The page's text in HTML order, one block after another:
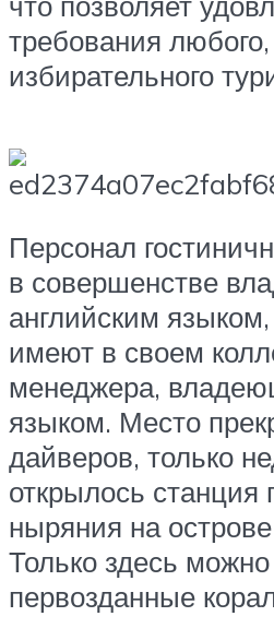
требования
избирательного
Персонал
в совершенстве
английским
имеют в своем
менеджера,
языком. Место
дайверов, только
открылось станция
ныряния на
Только здесь
первозданные